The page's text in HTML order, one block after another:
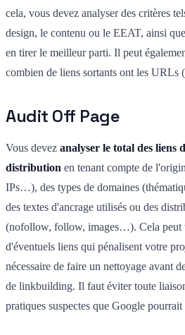
cela, vous devez analyser des critères
design, le contenu ou le EEAT, ainsi
en tirer le meilleur parti. Il peut
combien de liens sortants ont les URLs
Audit Off Page
Vous devez analyser le total des liens
distribution en tenant compte de
IPs…), des types de domaines
des textes d'ancrage utilisés ou des
(nofollow, follow, images…). Cela peut
d'éventuels liens qui pénalisent votre
nécessaire de faire un nettoyage avant
de linkbuilding. Il faut éviter toute
pratiques suspectes que Google pourrait